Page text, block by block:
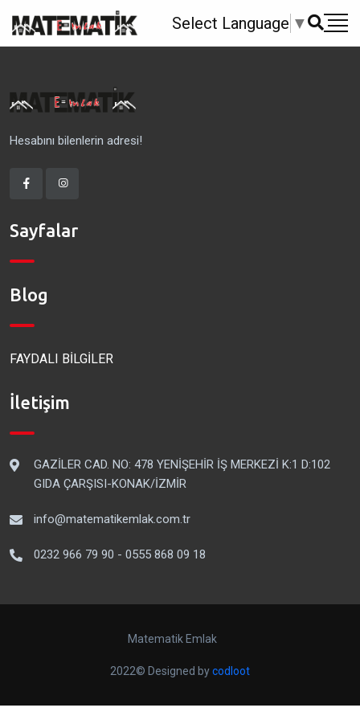
Select Language ▼
Hesabını bilenlerin adresi!
Sayfalar
Blog
FAYDALI BİLGİLER
İletişim
GAZİLER CAD. NO: 478 YENİŞEHİR İŞ MERKEZİ K:1 D:102
GIDA ÇARŞISI-KONAK/İZMİR
info@matematikemlak.com.tr
0232 966 79 90 - 0555 868 09 18
Matematik Emlak
2022© Designed bycodloot